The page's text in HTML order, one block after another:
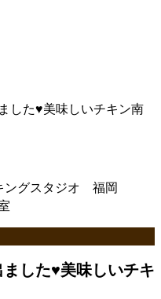
した♥美味しいチキン南
した♥美味しいチキ